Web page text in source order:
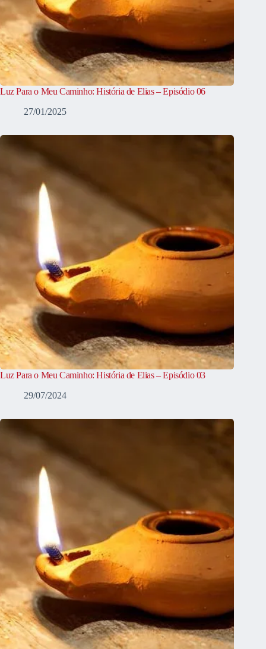
Luz Para o Meu Caminho: História de Elias – Episódio 06
27/01/2025
Luz Para o Meu Caminho: História de Elias – Episódio 03
29/07/2024